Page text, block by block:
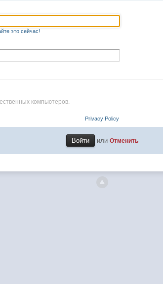
это сейчас!
компьютеров.
Privacy Policy
или Отменить